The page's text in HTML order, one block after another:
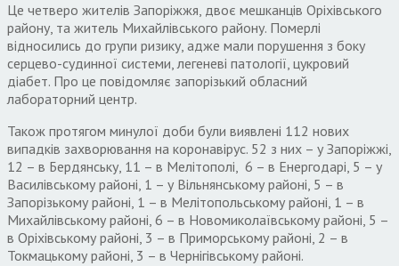
Це четверо жителів Запоріжжя, двоє мешканців Оріхівського
району, та житель Михайлівського району. Померлі
відносились до групи ризику, адже мали порушення з боку
серцево-судинної системи, легеневі патології, цукровий
діабет. Про це повідомляє запорізький обласний
лабораторний центр.
Також протягом минулої доби були виявлені 112 нових
випадків захворювання на коронавірус. 52 з них – у Запоріжжі,
12 – в Бердянську, 11 – в Мелітополі, 6 – в Енергодарі, 5 – у
Василівському районі, 1 – у Вільнянському районі, 5 – в
Запорізькому районі, 1 – в Мелітопольському районі, 1 – в
Михайлівському районі, 6 – в Новомиколаївському районі, 5 –
в Оріхівському районі, 3 – в Приморському районі, 2 – в
Токмацькому районі, 3 – в Чернігівському районі.